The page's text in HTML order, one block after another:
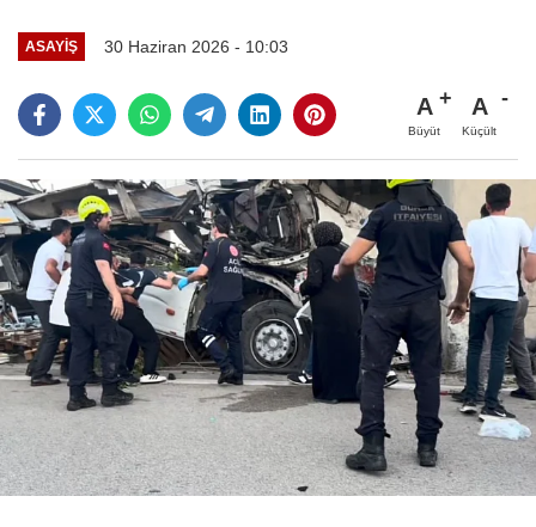
ASAYIŞ 30 Haziran 2026 - 10:03
A
Büyüt
A
Küçült